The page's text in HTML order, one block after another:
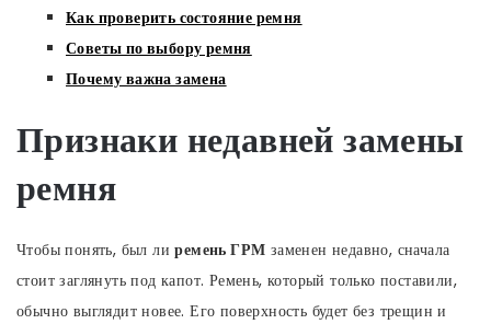
Как проверить состояние ремня
Советы по выбору ремня
Почему важна замена
Признаки недавней замены
ремня
Чтобы понять, был лиремень ГРМ заменен недавно, сначала
стоит заглянуть под капот. Ремень, который только поставили,
обычно выглядит новее. Его поверхность будет без трещин и